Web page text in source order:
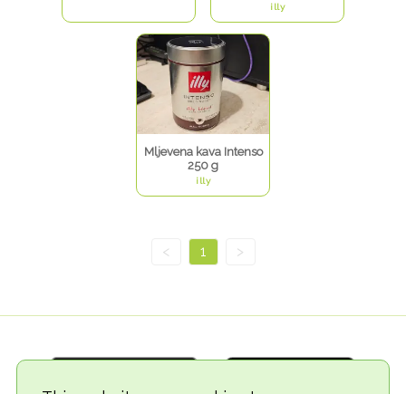
illy
Mljevena kava Intenso
250 g
illy
< 1 >